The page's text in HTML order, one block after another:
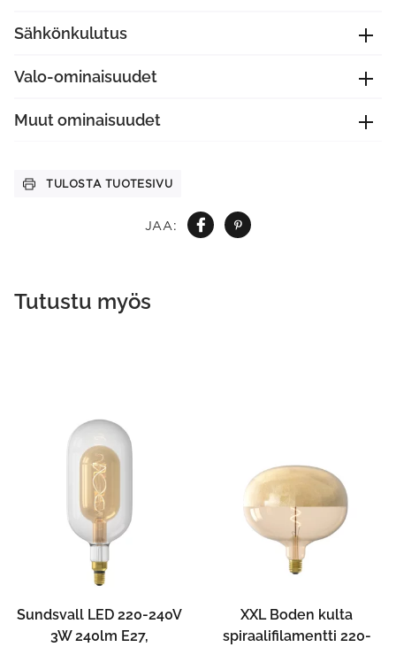
JAA:
Sähkönkulutus
Valo-ominaisuudet
Muut ominaisuudet
TULOSTA TUOTESIVU
Tutustu myös
Sundsvall LED 220-240V
3W 240lm E27,
XXL Boden kulta
spiraalifilamentti 220-